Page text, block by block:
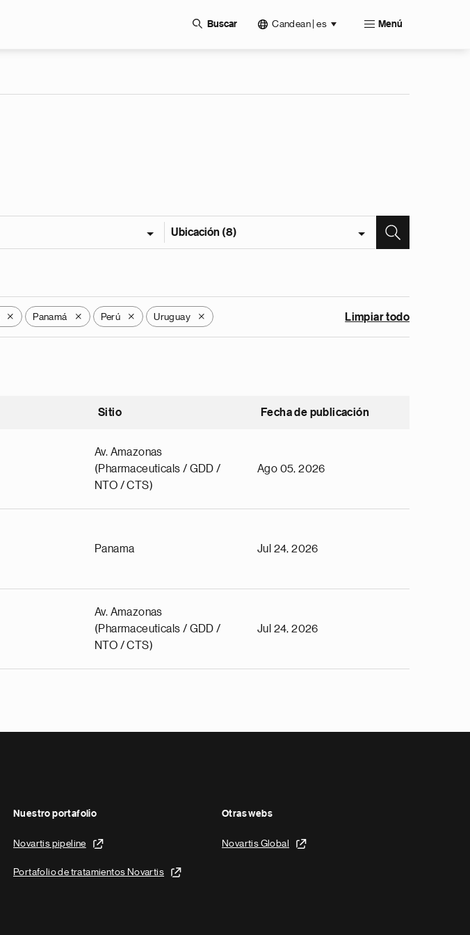
Buscar Candean | es Menú
Ubicación (8)
X Panamá X Perú X Uruguay X Limpiar todo
Sitio Fecha de publicación
Av. Amazonas
(Pharmaceuticals / GDD /
NTO / CTS)
Ago 05, 2026
Panama Jul 24, 2026
Av. Amazonas
(Pharmaceuticals / GDD /
NTO / CTS)
Jul 24, 2026
Nuestro portafolio
Novartis pipeline
Portafolio de tratamientos Novartis
Otras webs
Novartis Global